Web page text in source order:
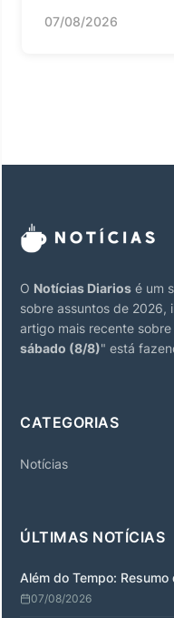
07/08/2026
O Notícias Diarios é um
sobre assuntos de 2026,
artigo mais recente sobre
sábado (8/8)" está
CATEGORIAS
Notícias
ÚLTIMAS NOTÍCIAS
Além do Tempo:
07/08/2026